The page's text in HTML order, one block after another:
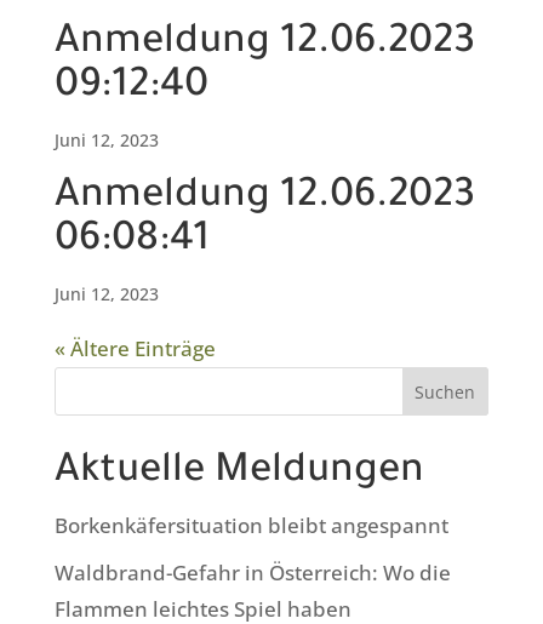
Anmeldung 12.06.2023
09:12:40
Juni 12, 2023
Anmeldung 12.06.2023
06:08:41
Juni 12, 2023
« Ältere Einträge
Suchen
Aktuelle Meldungen
Borkenkäfersituation bleibt angespannt
Waldbrand-Gefahr in Österreich: Wo die
Flammen leichtes Spiel haben